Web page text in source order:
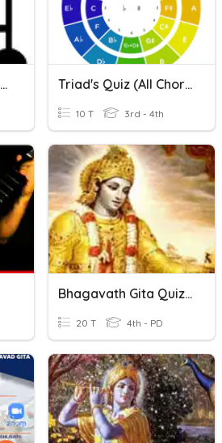
Ukulele Chords (0,1, & 2 Fingers) Triad's Quiz (All Chord) - 4Elevenno Attacca
10 T 3rd - 4th
Bhagavath Gita Quiz - BG.1.16 - BG.1.20
20 T 4th - PD